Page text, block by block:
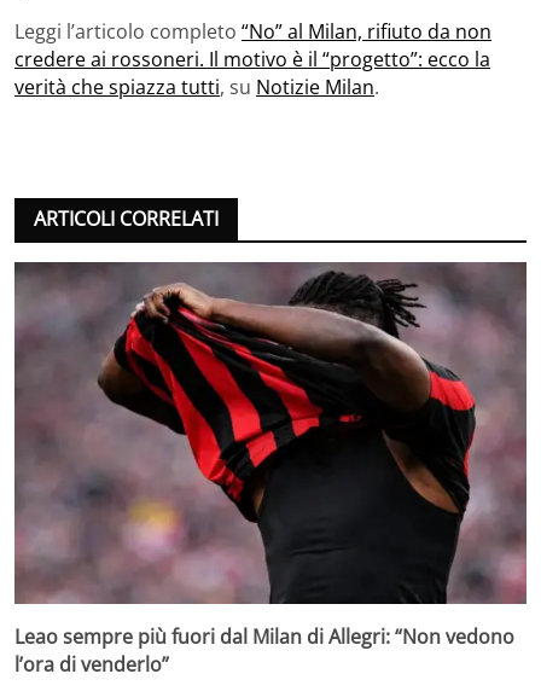
Leggi l’articolo completo “No” al Milan, rifiuto da non
credere ai rossoneri. Il motivo è il “progetto”: ecco la
verità che spiazza tutti, su Notizie Milan.
ARTICOLI CORRELATI
Leao sempre più fuori dal Milan di Allegri: “Non vedono
l’ora di venderlo”